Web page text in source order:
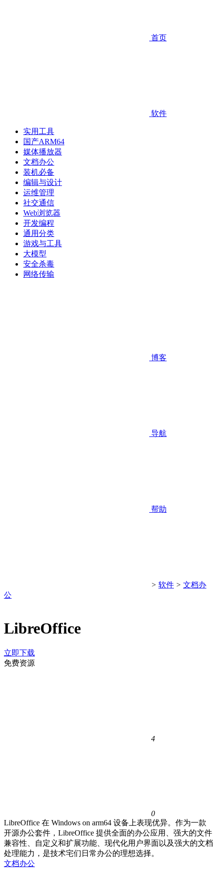
首页
软件
实用工具
国产ARM64
媒体播放器
文档办公
装机必备
编辑与设计
运维管理
社交通信
Web浏览器
开发编程
通用分类
游戏与工具
大模型
安全杀毒
网络传输
博客
导航
帮助
> 软件 > 文档办
公
LibreOffice
立即下载
免费资源
4
0
LibreOffice 在 Windows on arm64 设备上表现优异。作为一款
开源办公套件，LibreOffice 提供全面的办公应用、强大的文件
兼容性、自定义和扩展功能、现代化用户界面以及强大的文档
处理能力，是技术宅们日常办公的理想选择。
文档办公